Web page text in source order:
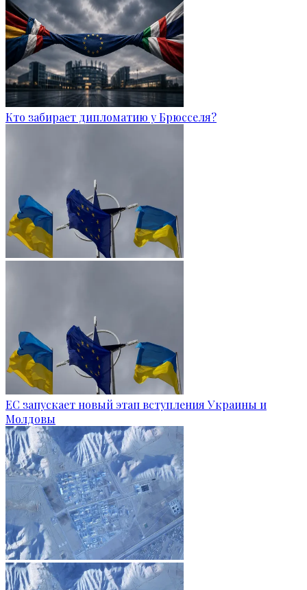
Кто забирает дипломатию у Брюсселя?
ЕС запускает новый этап вступления Украины и
Молдовы